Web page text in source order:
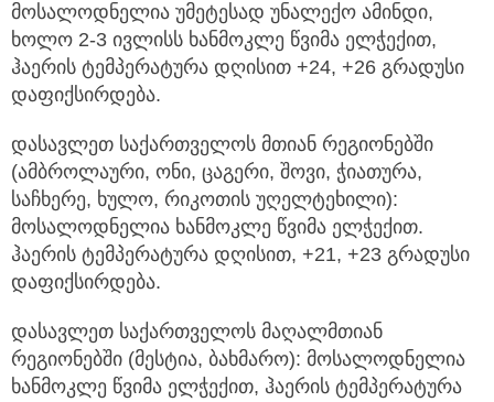
მოსალოდნელია უმეტესად უნალექო ამინდი,
ხოლო 2-3 ივლისს ხანმოკლე წვიმა ელჭექით,
ჰაერის ტემპერატურა დღისით +24, +26 გრადუსი
დაფიქსირდება.
დასავლეთ საქართველოს მთიან რეგიონებში
(ამბროლაური, ონი, ცაგერი, შოვი, ჭიათურა,
საჩხერე, ხულო, რიკოთის უღელტეხილი):
მოსალოდნელია ხანმოკლე წვიმა ელჭექით.
ჰაერის ტემპერატურა დღისით, +21, +23 გრადუსი
დაფიქსირდება.
დასავლეთ საქართველოს მაღალმთიან
რეგიონებში (მესტია, ბახმარო): მოსალოდნელია
ხანმოკლე წვიმა ელჭექით, ჰაერის ტემპერატურა